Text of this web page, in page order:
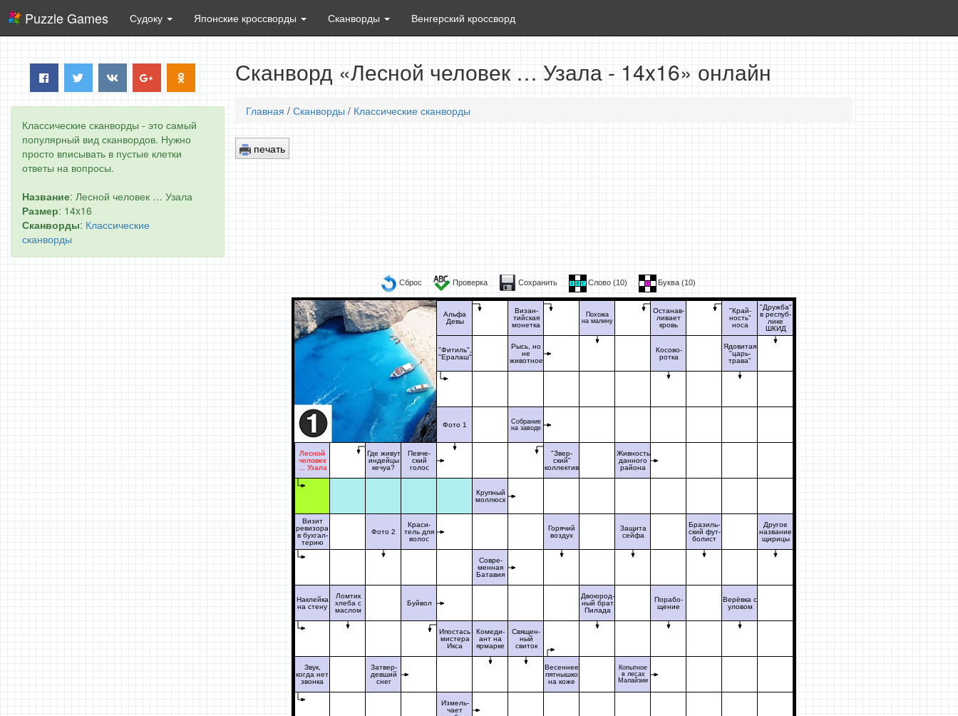
Puzzle Games Судоку Японские кроссворды Сканворды Венгерский кроссворд
Классические сканворды - это самый
популярный вид сканвордов. Нужно
просто вписывать в пустые клетки
ответы на вопросы.
Название: Лесной человек … Узала
Размер: 14x16
Сканворды: Классические
сканворды
Сканворд «Лесной человек … Узала - 14x16» онлайн
Главная / Сканворды / Классические сканворды
печать
Сброс Проверка Сохранить Слово (10) Буква (10)
Лесной
человек
… Узала
Визит
ревизора
в бухгал-
терию
Наклейка
на стену
Звук,
когда нет
звонка
Ломтик
хлеба с
маслом
Где живут
индейцы
кечуа?
Фото 2
Затвер-
девший
снег
Певче-
ский
голос
Краси-
тель для
волос
Буйвол
Альфа
Девы
"Фитиль",
"Ералаш"
Фото 1
Ипостась
мистера
Икса
Измель-
чает
Крупный
моллюск
Совре-
менная
Батавия
Комеди-
ант на
ярмарке
Визан-
тийская
монетка
Рысь, но
не
животное
Собрание
на заводе
Священ-
ный
свиток
"Звер-
ский"
коллектив
Горячий
воздух
Весеннее
пятнышко
на коже
Похожа
на малину
Двоюрод-
ный брат
Пилада
Живность
данного
района
Защита
сейфа
Копытное
в лесах
Малайзии
Останав-
ливает
кровь
Косово-
ротка
Порабо-
щение
Бразиль-
ский фут-
болист
"Край-
ность"
носа
Ядовитая
"царь-
трава"
Верёвка с
уловом
"Дружба"
в респуб-
лике
ШКИД
Другое
название
щирицы